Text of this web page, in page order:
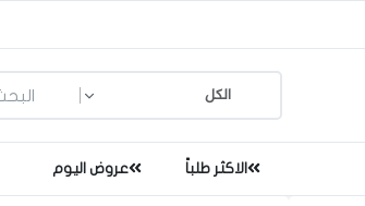
الاكثر طلباً عروض اليوم